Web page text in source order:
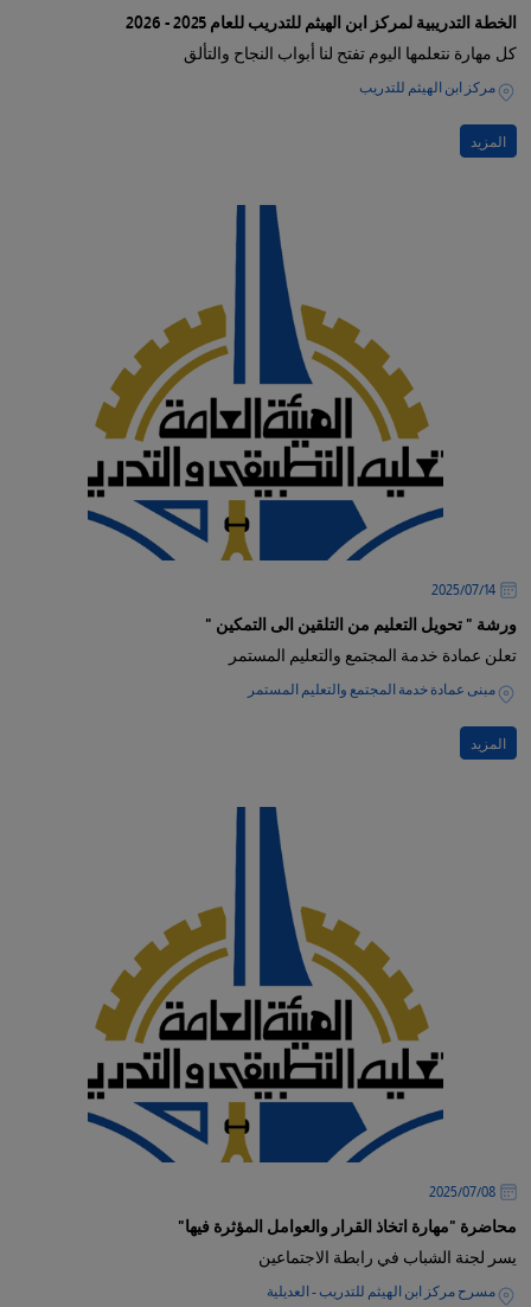
الخطة التدريبية لمركز ابن الهيثم للتدريب للعام 2025 - 2026
كل مهارة نتعلمها اليوم تفتح لنا أبواب النجاح والتألق
مركز ابن الهيثم للتدريب
المزيد
14‏/07‏/2025
ورشة " تحويل التعليم من التلقين الى التمكين "
تعلن عمادة خدمة المجتمع والتعليم المستمر
مبنى عمادة خدمة المجتمع والتعليم المستمر
المزيد
08‏/07‏/2025
محاضرة "مهارة اتخاذ القرار والعوامل المؤثرة فيها"
يسر لجنة الشباب في رابطة الاجتماعين
مسرح مركز ابن الهيثم للتدريب - العديلية